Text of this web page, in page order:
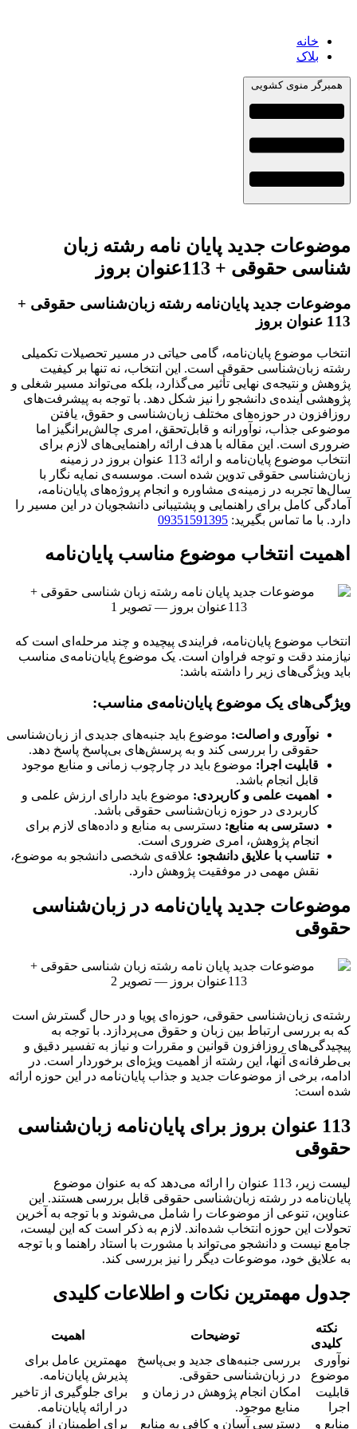
خانه
بلاک
همبرگر منوی کشویی
موضوعات جدید پایان نامه رشته زبان
شناسی حقوقی + 113عنوان بروز
موضوعات جدید پایان‌نامه رشته زبان‌شناسی حقوقی +
113 عنوان بروز
انتخاب موضوع پایان‌نامه، گامی حیاتی در مسیر تحصیلات تکمیلی
رشته زبان‌شناسی حقوقی است. این انتخاب، نه تنها بر کیفیت
پژوهش و نتیجه‌ی نهایی تأثیر می‌گذارد، بلکه می‌تواند مسیر شغلی و
پژوهشی آینده‌ی دانشجو را نیز شکل دهد. با توجه به پیشرفت‌های
روزافزون در حوزه‌های مختلف زبان‌شناسی و حقوق، یافتن
موضوعی جذاب، نوآورانه و قابل‌تحقق، امری چالش‌برانگیز اما
ضروری است. این مقاله با هدف ارائه راهنمایی‌های لازم برای
انتخاب موضوع پایان‌نامه و ارائه 113 عنوان بروز در زمینه
زبان‌شناسی حقوقی تدوین شده است. موسسه‌ی نمایه نگار با
سال‌ها تجربه در زمینه‌ی مشاوره و انجام پروژه‌های پایان‌نامه،
آمادگی کامل برای راهنمایی و پشتیبانی دانشجویان در این مسیر را
دارد. با ما تماس بگیرید: 09351591395
اهمیت انتخاب موضوع مناسب پایان‌نامه
انتخاب موضوع پایان‌نامه، فرایندی پیچیده و چند مرحله‌ای است که
نیازمند دقت و توجه فراوان است. یک موضوع پایان‌نامه‌ی مناسب
باید ویژگی‌های زیر را داشته باشد:
ویژگی‌های یک موضوع پایان‌نامه‌ی مناسب:
نوآوری و اصالت: موضوع باید جنبه‌های جدیدی از زبان‌شناسی
حقوقی را بررسی کند و به پرسش‌های بی‌پاسخ پاسخ دهد.
قابلیت اجرا: موضوع باید در چارچوب زمانی و منابع موجود
قابل انجام باشد.
اهمیت علمی و کاربردی: موضوع باید دارای ارزش علمی و
کاربردی در حوزه زبان‌شناسی حقوقی باشد.
دسترسی به منابع: دسترسی به منابع و داده‌های لازم برای
انجام پژوهش، امری ضروری است.
تناسب با علایق دانشجو: علاقه‌ی شخصی دانشجو به موضوع،
نقش مهمی در موفقیت پژوهش دارد.
موضوعات جدید پایان‌نامه در زبان‌شناسی
حقوقی
رشته‌ی زبان‌شناسی حقوقی، حوزه‌ای پویا و در حال گسترش است
که به بررسی ارتباط بین زبان و حقوق می‌پردازد. با توجه به
پیچیدگی‌های روزافزون قوانین و مقررات و نیاز به تفسیر دقیق و
بی‌طرفانه‌ی آنها، این رشته از اهمیت ویژه‌ای برخوردار است. در
ادامه، برخی از موضوعات جدید و جذاب پایان‌نامه در این حوزه ارائه
شده است:
113 عنوان بروز برای پایان‌نامه زبان‌شناسی
حقوقی
لیست زیر، 113 عنوان را ارائه می‌دهد که به عنوان موضوع
پایان‌نامه در رشته زبان‌شناسی حقوقی قابل بررسی هستند. این
عناوین، تنوعی از موضوعات را شامل می‌شوند و با توجه به آخرین
تحولات این حوزه انتخاب شده‌اند. لازم به ذکر است که این لیست،
جامع نیست و دانشجو می‌تواند با مشورت با استاد راهنما و با توجه
به علایق خود، موضوعات دیگر را نیز بررسی کند.
جدول مهمترین نکات و اطلاعات کلیدی
نکته
کلیدی
توضیحات
اهمیت
نوآوری
موضوع
بررسی جنبه‌های جدید و بی‌پاسخ
در زبان‌شناسی حقوقی.
مهمترین عامل برای
پذیرش پایان‌نامه.
قابلیت
اجرا
امکان انجام پژوهش در زمان و
منابع موجود.
برای جلوگیری از تاخیر
در ارائه پایان‌نامه.
منابع و
دسترسی آسان و کافی به منابع
برای اطمینان از کیفیت